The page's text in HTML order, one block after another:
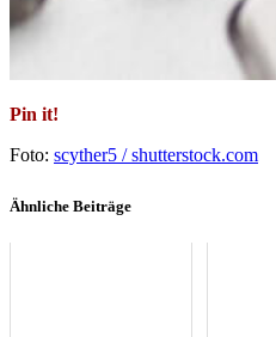
Pin it!
Foto: scyther5 / shutterstock.com
Ähnliche Beiträge